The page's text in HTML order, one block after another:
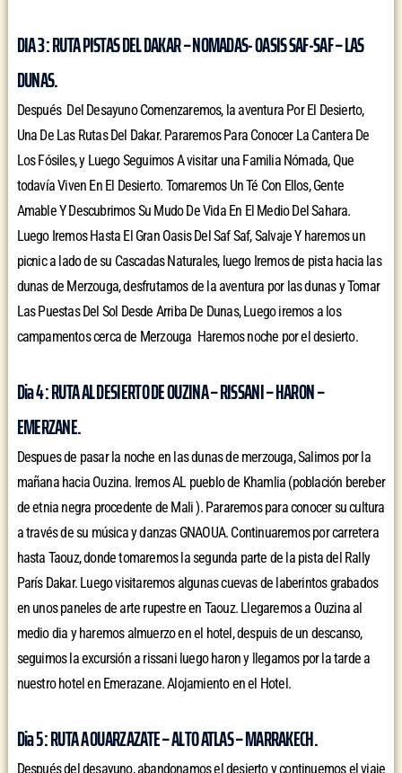
DIA 3 : RUTA PISTAS DEL DAKAR – NOMADAS- OASIS SAF-SAF – LAS
DUNAS.
Después Del Desayuno Comenzaremos, la aventura Por El Desierto,
Una De Las Rutas Del Dakar. Pararemos Para Conocer La Cantera De
Los Fósiles, y Luego Seguimos A visitar una Familia Nómada, Que
todavía Viven En El Desierto. Tomaremos Un Té Con Ellos, Gente
Amable Y Descubrimos Su Mudo De Vida En El Medio Del Sahara.
Luego Iremos Hasta El Gran Oasis Del Saf Saf, Salvaje Y haremos un
picnic a lado de su Cascadas Naturales, luego Iremos de pista hacia las
dunas de Merzouga, desfrutamos de la aventura por las dunas y Tomar
Las Puestas Del Sol Desde Arriba De Dunas, Luego iremos a los
campamentos cerca de Merzouga Haremos noche por el desierto.
Dia 4 : RUTA AL DESIERTO DE OUZINA – RISSANI – HARON –
EMERZANE.
Despues de pasar la noche en las dunas de merzouga, Salimos por la
mañana hacia Ouzina. Iremos AL pueblo de Khamlia (población bereber
de etnia negra procedente de Mali ). Pararemos para conocer su cultura
a través de su música y danzas GNAOUA. Continuaremos por carretera
hasta Taouz, donde tomaremos la segunda parte de la pista del Rally
París Dakar. Luego visitaremos algunas cuevas de laberintos grabados
en unos paneles de arte rupestre en Taouz. Llegaremos a Ouzina al
medio dia y haremos almuerzo en el hotel, despuis de un descanso,
seguimos la excursión a rissani luego haron y llegamos por la tarde a
nuestro hotel en Emerazane. Alojamiento en el Hotel.
Dia 5 : RUTA A OUARZAZATE – ALTO ATLAS – MARRAKECH.
Después del desayuno, abandonamos el desierto y continuemos el viaje